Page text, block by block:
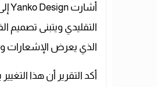
الذي يعرض الإشعارات